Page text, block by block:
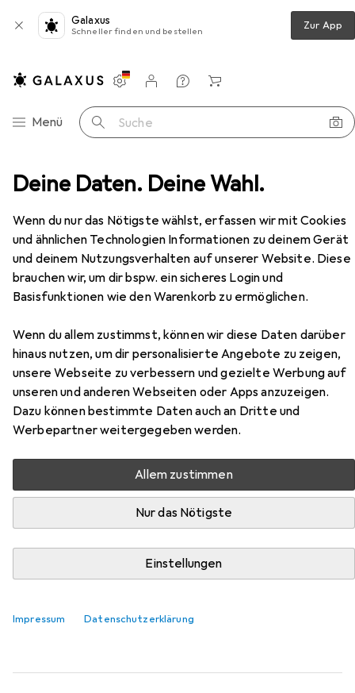
Deine Daten. Deine Wahl.
Wenn du nur das Nötigste wählst, erfassen wir mit Cookies
und ähnlichen Technologien Informationen zu deinem Gerät
und deinem Nutzungsverhalten auf unserer Website. Diese
brauchen wir, um dir bspw. ein sicheres Login und
Basisfunktionen wie den Warenkorb zu ermöglichen.
Wenn du allem zustimmst, können wir diese Daten darüber
hinaus nutzen, um dir personalisierte Angebote zu zeigen,
unsere Webseite zu verbessern und gezielte Werbung auf
unseren und anderen Webseiten oder Apps anzuzeigen.
Dazu können bestimmte Daten auch an Dritte und
Werbepartner weitergegeben werden.
Allem zustimmen
Nur das Nötigste
Einstellungen
Impressum Datenschutzerklärung
Galaxus
Schneller finden und bestellen Zur App
Navigation nach Kategorien
Menü Suche
Einstellungen
Kundenkonto
Vergleichslisten
Merklisten
Warenkorb
Sicherheitsschuhe Haix Black Eagle Safety 40 Mid
EUR
161,64
HaixBlack Eagle Safety 40 Mid
S3, 41
Zubehör für Haix Black Eagle
Safety 40 Mid
Hier findest du passendes Zubehör zum Produkt Haix
Black Eagle Safety 40 Mid aus der Kategorie Sohlen.
Relevanz
Produktliste
EUR
34,95
6 Grössen